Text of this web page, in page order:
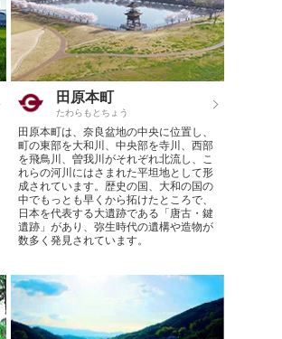
田原本町
たわらもとちょう
田原本町は、奈良盆地の中央に位置し、
町の東部を大和川、中央部を寺川、西部
を飛鳥川、曽我川がそれぞれ北流し、こ
れらの河川にはさまれた平坦地として形
成されています。歴史の国、大和の国の
中でもっとも早くから拓けたところで、
日本を代表する大遺跡である「唐古・鍵
遺跡」があり、弥生時代の遺構や造物が
数多く発見されています。